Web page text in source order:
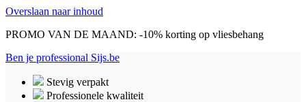
Overslaan naar inhoud
PROMO VAN DE MAAND: -10% korting op vliesbehang
Ben je professional Sijs.be
Stevig verpakt
Professionele kwaliteit